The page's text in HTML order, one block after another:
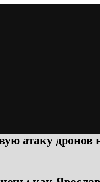
атаку